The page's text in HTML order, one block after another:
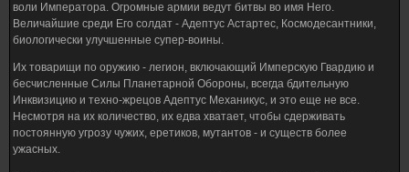
воли Императора. Огромные армии ведут битвы во имя Него.
Величайшие среди Его солдат - Адептус Астартес, Космодесантники,
биологически улучшенные супер-воины.
Их товарищи по оружию - легион, включающий Имперскую Гвардию и
бесчисленные Силы Планетарной Обороны, всегда бдительную
Инквизицию и техно-жрецов Адептус Механикус, и это еще не все.
Несмотря на их количество, их едва хватает, чтобы сдерживать
постоянную угрозу чужих, еретиков, мутантов - и существ более
ужасных.